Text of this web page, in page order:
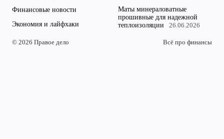
Финансовые новости
Экономия и лайфхаки
Маты минераловатные
прошивные для надежной
теплоизоляции
26.06.2026
© 2026 Правое дело Всё про финансы